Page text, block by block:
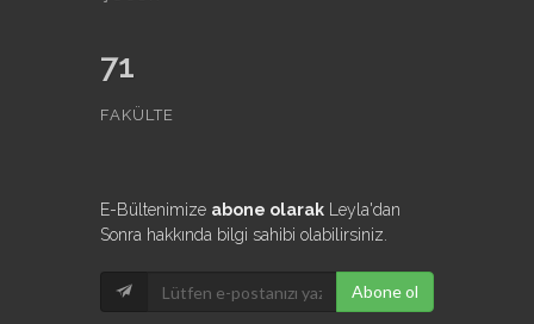
71
FAKÜLTE
E-Bültenimize abone olarak Leyla'dan
Sonra hakkında bilgi sahibi olabilirsiniz.
Abone ol